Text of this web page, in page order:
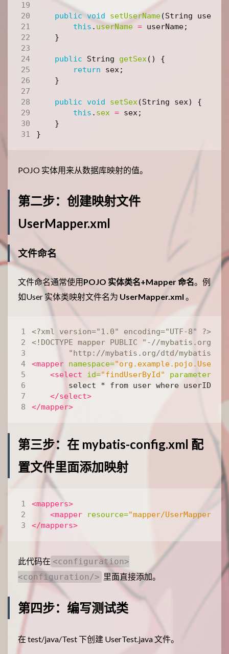
public void setUserName(String
this . userName = userName;
}
public String getSex ()
{
return
sex ;
}
public void setSex (String sex)
{
this . sex = sex ;
}
}
POJO 实体用来从数据库映射的值。
第二步：创建映射文件
UserMapper.xml
文件命名
文件命名通常使用 POJO 实体类名+Mapper 命名。例
如User 实体类映射文件名为 UserMapper.xml 。
<?xml version="1.0" encoding="UTF-8" ?>
"http://mybatis.org/dtd/mybatis-3-
<mapper namespace="org.example.pojo.User"
<select
id="findUserById"
</select>
</mapper>
第三步：在 mybatis-config.xml 配
置文件里面添加映射
<mappers>
<mapper
resource="mapper/
</mappers>
此代码在 <configuration>
<configuration/> 里面直接添加。
第四步：编写测试类
在 test/java/Test 下创建 UserTest.java 文件。